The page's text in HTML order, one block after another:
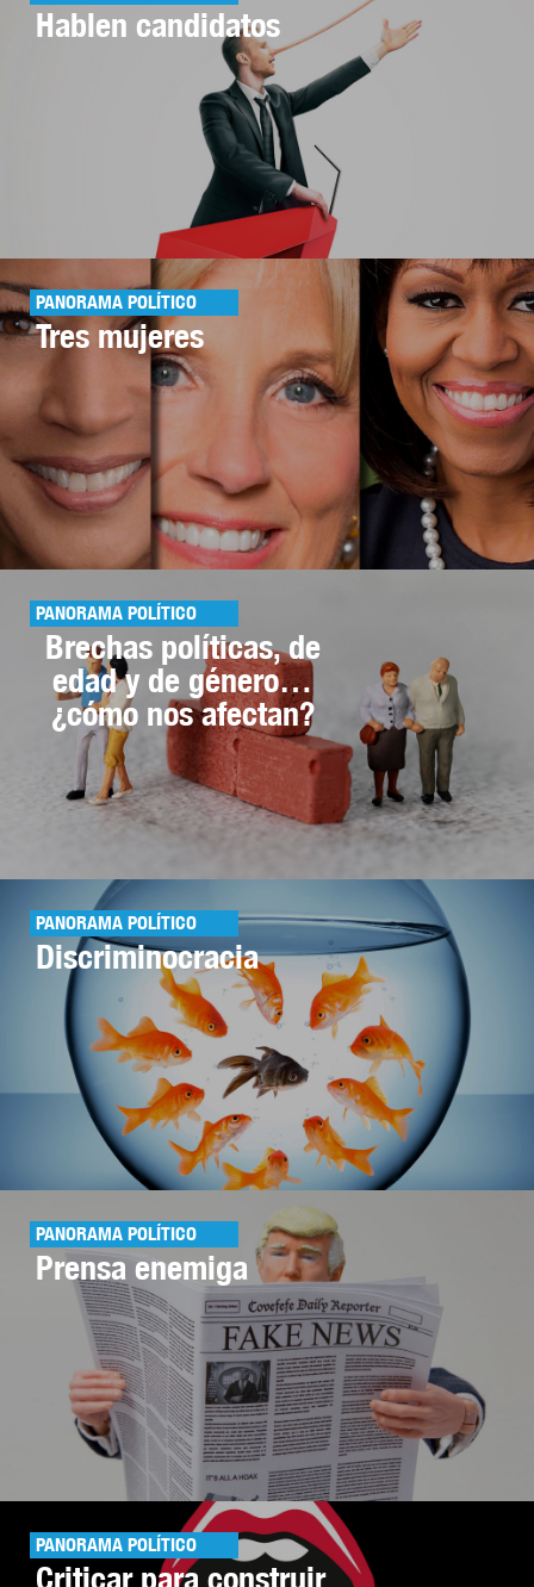
Hablen candidatos
PANORAMA POLÍTICO
Tres mujeres
PANORAMA POLÍTICO
Brechas políticas, de
edad y de género…
¿cómo nos afectan?
PANORAMA POLÍTICO
Discriminocracia
PANORAMA POLÍTICO
Prensa enemiga
PANORAMA POLÍTICO
Criticar para construir